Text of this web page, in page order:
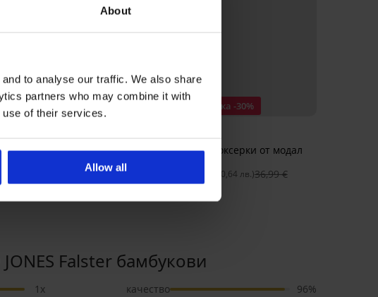
About
to analyse our traffic. We also share
partners who may combine it with
use of their services.
Allow all
PREMIUM
Отстъпка -20%
3PACK боксерки BOSS Micro
(75,08 лв.)47,99 €
Отстъпка -30%
3PACK боксерки от модал
(50,64 лв.)36,99 €
Falster бамбукови
1x
качество
96%